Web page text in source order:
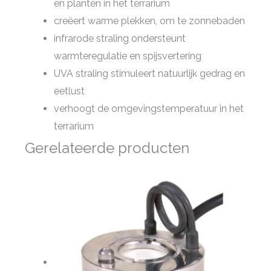
en planten in het terrarium
creëert warme plekken, om te zonnebaden
infrarode straling ondersteunt
warmteregulatie en spijsvertering
UVA straling stimuleert natuurlijk gedrag en
eetlust
verhoogt de omgevingstemperatuur in het
terrarium
Gerelateerde producten